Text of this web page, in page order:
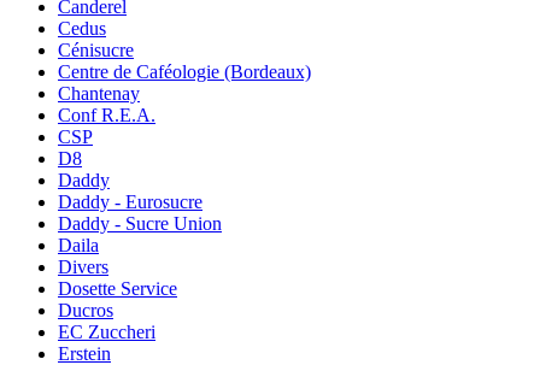
Canderel
Cedus
Cénisucre
Centre de Caféologie (Bordeaux)
Chantenay
Conf R.E.A.
CSP
D8
Daddy
Daddy - Eurosucre
Daddy - Sucre Union
Daila
Divers
Dosette Service
Ducros
EC Zuccheri
Erstein